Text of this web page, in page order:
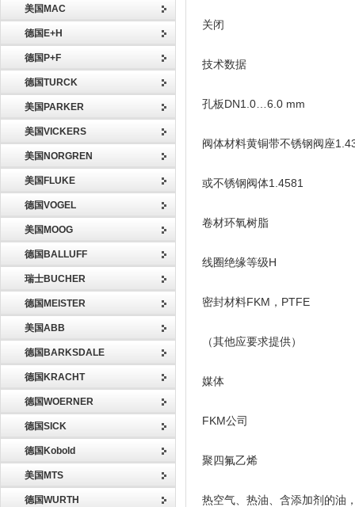
美国MAC
德国E+H
德国P+F
德国TURCK
美国PARKER
美国VICKERS
美国NORGREN
美国FLUKE
德国VOGEL
美国MOOG
德国BALLUFF
瑞士BUCHER
德国MEISTER
美国ABB
德国BARKSDALE
德国KRACHT
德国WOERNER
德国SICK
德国Kobold
美国MTS
德国WURTH
关闭
技术数据
孔板DN1.0…6.0 mm
阀体材料黄铜带不锈钢阀座
或不锈钢阀体1.4581
卷材环氧树脂
线圈绝缘等级H
密封材料FKM，PTFE
（其他应要求提供）
媒体
FKM公司
聚四氟乙烯
热空气、热油、含添加剂的油